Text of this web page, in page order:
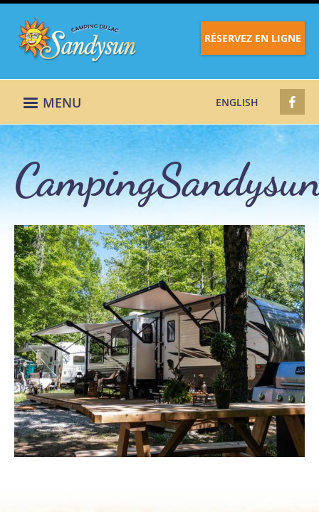
RÉSERVEZ EN LIGNE
MENU ENGLISH